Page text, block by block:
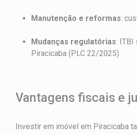
Manutenção e reformas:
Mudanças regulatórias: ITBI
Piracicaba (PLC 22/2025)
Vantagens fiscais e
Investir em imóvel em Piracicaba